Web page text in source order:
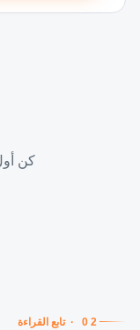
كن
02
·تابع القراءة